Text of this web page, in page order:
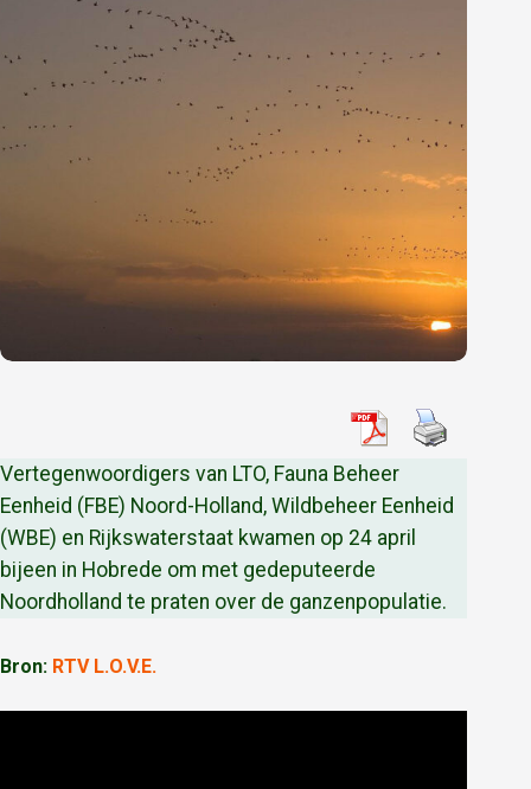
Vertegenwoordigers van LTO, Fauna Beheer
Eenheid (FBE) Noord-Holland, Wildbeheer Eenheid
(WBE) en Rijkswaterstaat kwamen op 24 april
bijeen in Hobrede om met gedeputeerde
Noordholland te praten over de ganzenpopulatie.
Bron: RTV L.O.V.E.